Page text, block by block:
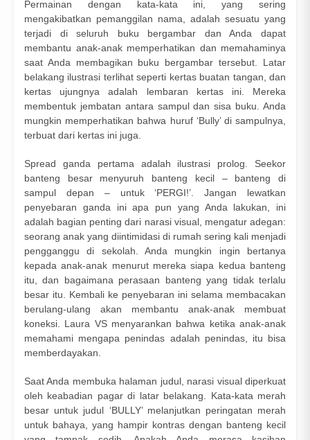
Permainan dengan kata-kata ini, yang sering
mengakibatkan pemanggilan nama, adalah sesuatu yang
terjadi di seluruh buku bergambar dan Anda dapat
membantu anak-anak memperhatikan dan memahaminya
saat Anda membagikan buku bergambar tersebut. Latar
belakang ilustrasi terlihat seperti kertas buatan tangan, dan
kertas ujungnya adalah lembaran kertas ini. Mereka
membentuk jembatan antara sampul dan sisa buku. Anda
mungkin memperhatikan bahwa huruf ‘Bully’ di sampulnya,
terbuat dari kertas ini juga.
Spread ganda pertama adalah ilustrasi prolog. Seekor
banteng besar menyuruh banteng kecil – banteng di
sampul depan – untuk ‘PERGI!’. Jangan lewatkan
penyebaran ganda ini apa pun yang Anda lakukan, ini
adalah bagian penting dari narasi visual, mengatur adegan:
seorang anak yang diintimidasi di rumah sering kali menjadi
pengganggu di sekolah. Anda mungkin ingin bertanya
kepada anak-anak menurut mereka siapa kedua banteng
itu, dan bagaimana perasaan banteng yang tidak terlalu
besar itu. Kembali ke penyebaran ini selama membacakan
berulang-ulang akan membantu anak-anak membuat
koneksi. Laura VS menyarankan bahwa ketika anak-anak
memahami mengapa penindas adalah penindas, itu bisa
memberdayakan.
Saat Anda membuka halaman judul, narasi visual diperkuat
oleh keabadian pagar di latar belakang. Kata-kata merah
besar untuk judul ‘BULLY’ melanjutkan peringatan merah
untuk bahaya, yang hampir kontras dengan banteng kecil